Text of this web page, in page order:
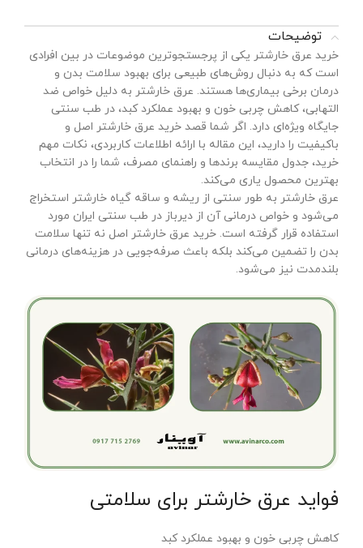
توضیحات
خرید عرق خارشتر یکی از پرجستجوترین موضوعات در بین افرادی
است که به دنبال روش‌های طبیعی برای بهبود سلامت بدن و
درمان برخی بیماری‌ها هستند. عرق خارشتر به دلیل خواص ضد
التهابی، کاهش چربی خون و بهبود عملکرد کبد، در طب سنتی
جایگاه ویژه‌ای دارد. اگر شما قصد خرید عرق خارشتر اصل و
باکیفیت را دارید، این مقاله با ارائه اطلاعات کاربردی، نکات مهم
خرید، جدول مقایسه برندها و راهنمای مصرف، شما را در انتخاب
بهترین محصول یاری می‌کند.
عرق خارشتر به طور سنتی از ریشه و ساقه گیاه خارشتر استخراج
می‌شود و خواص درمانی آن از دیرباز در طب سنتی ایران مورد
استفاده قرار گرفته است. خرید عرق خارشتر اصل نه تنها سلامت
بدن را تضمین می‌کند بلکه باعث صرفه‌جویی در هزینه‌های درمانی
بلندمدت نیز می‌شود.
فواید عرق خارشتر برای سلامتی
کاهش چربی خون و بهبود عملکرد کبد